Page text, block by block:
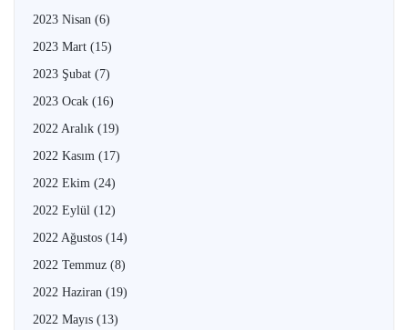
2023 Nisan (6)
2023 Mart (15)
2023 Şubat (7)
2023 Ocak (16)
2022 Aralık (19)
2022 Kasım (17)
2022 Ekim (24)
2022 Eylül (12)
2022 Ağustos (14)
2022 Temmuz (8)
2022 Haziran (19)
2022 Mayıs (13)